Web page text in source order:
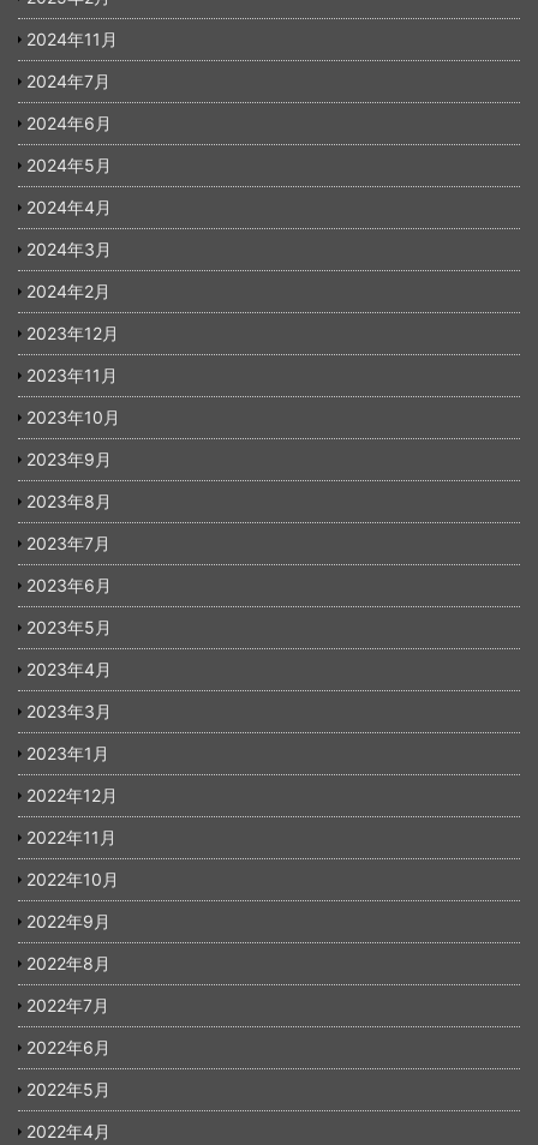
2024年11月
2024年7月
2024年6月
2024年5月
2024年4月
2024年3月
2024年2月
2023年12月
2023年11月
2023年10月
2023年9月
2023年8月
2023年7月
2023年6月
2023年5月
2023年4月
2023年3月
2023年1月
2022年12月
2022年11月
2022年10月
2022年9月
2022年8月
2022年7月
2022年6月
2022年5月
2022年4月